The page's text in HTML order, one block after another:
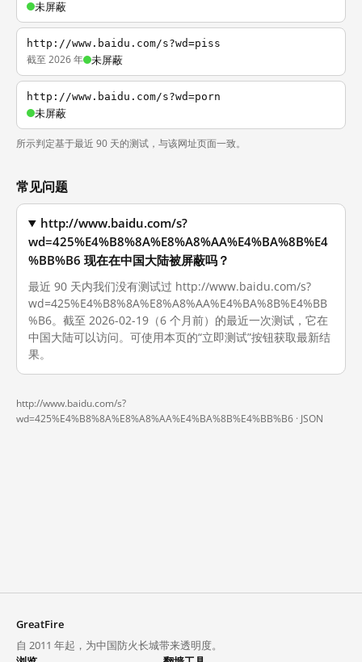
未屏蔽
http://www.baidu.com/s?wd=piss
截至 2026 年 未屏蔽
http://www.baidu.com/s?wd=porn
未屏蔽
所示判定基于最近 90 天的测试，与该网址页面一致。
常见问题
http://www.baidu.com/s?
wd=425%E4%B8%8A%E8%A8%AA%E4%BA%8B%E4
%BB%B6 现在在中国大陆被屏蔽吗？
最近 90 天内我们没有测试过 http://www.baidu.com/s?
wd=425%E4%B8%8A%E8%A8%AA%E4%BA%8B%E4%BB
%B6。截至 2026-02-19（6 个月前）的最近一次测试，它在
中国大陆可以访问。可使用本页的“立即测试”按钮获取最新结
果。
http://www.baidu.com/s?
wd=425%E4%B8%8A%E8%A8%AA%E4%BA%8B%E4%BB%B6 · JSON
GreatFire
自 2011 年起，为中国防火长城带来透明度。